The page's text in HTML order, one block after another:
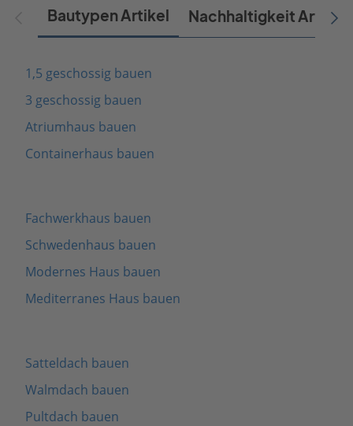
Bautypen Artikel Nachhaltigkeit Artikel
1,5 geschossig bauen
3 geschossig bauen
Atriumhaus bauen
Containerhaus bauen
Fachwerkhaus bauen
Schwedenhaus bauen
Modernes Haus bauen
Mediterranes Haus bauen
Satteldach bauen
Walmdach bauen
Pultdach bauen